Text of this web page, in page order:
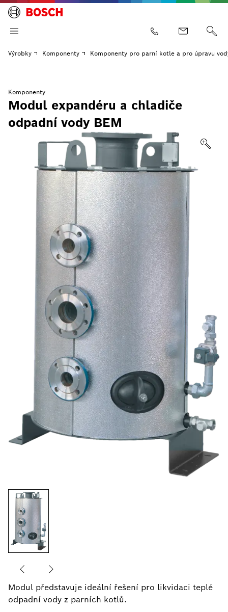
Výrobky Komponenty Komponenty pro parní kotle a pro úpravu
Komponenty
Modul expandéru a chladiče
odpadní vody BEM
Modul představuje ideální řešení pro likvidaci teplé
odpadní vody z parních kotlů.